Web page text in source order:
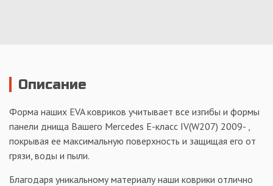
Описание
Форма наших EVA ковриков учитывает все изгибы и формы
панели днища Вашего Mercedes Е-класс IV(W207) 2009- ,
покрывая ее максимальную поверхность и защищая его от
грязи, воды и пыли.
Благодаря уникальному материалу наши коврики отлично